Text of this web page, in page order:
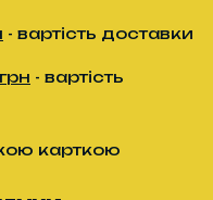
- вартість доставки
- вартість
карткою